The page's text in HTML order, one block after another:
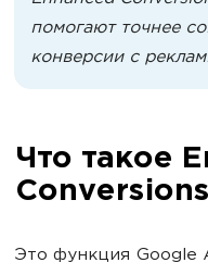
помогают точнее
конверсии с
Что такое
Conversions
Это функция Google